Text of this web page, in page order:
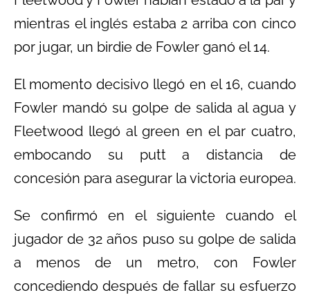
mientras el inglés estaba 2 arriba con cinco
por jugar, un birdie de Fowler ganó el 14.
El momento decisivo llegó en el 16, cuando
Fowler mandó su golpe de salida al agua y
Fleetwood llegó al green en el par cuatro,
embocando su putt a distancia de
concesión para asegurar la victoria europea.
Se confirmó en el siguiente cuando el
jugador de 32 años puso su golpe de salida
a menos de un metro, con Fowler
concediendo después de fallar su esfuerzo